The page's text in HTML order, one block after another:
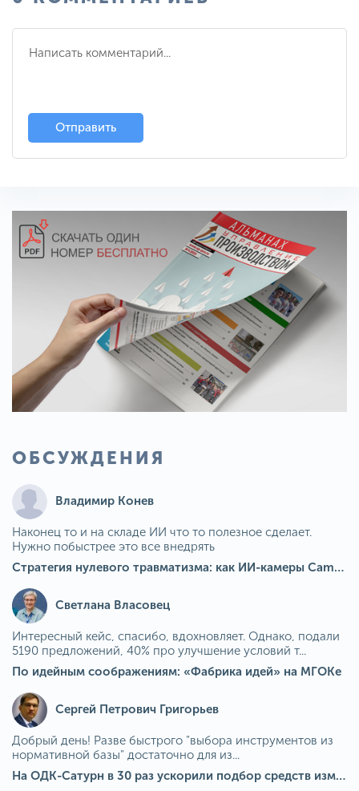
Отправить
ОБСУЖДЕНИЯ
Владимир Конев
Наконец то и на складе ИИ что то полезное сделает.
Нужно побыстрее это все внедрять
Стратегия нулевого травматизма: как ИИ-камеры Camkord снижают риск наезда на пешехода при работе на погрузчике
Светлана Власовец
Интересный кейс, спасибо, вдохновляет. Однако, подали
5190 предложений, 40% про улучшение условий т...
По идейным соображениям: «Фабрика идей» на МГОКе
Сергей Петрович Григорьев
Добрый день! Разве быстрого "выбора инструментов из
нормативной базы" достаточно для из...
На ОДК-Сатурн в 30 раз ускорили подбор средств измерения для контроля качества продукции